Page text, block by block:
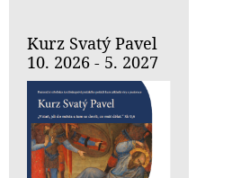
Kurz Svatý Pavel
10. 2026 - 5. 2027